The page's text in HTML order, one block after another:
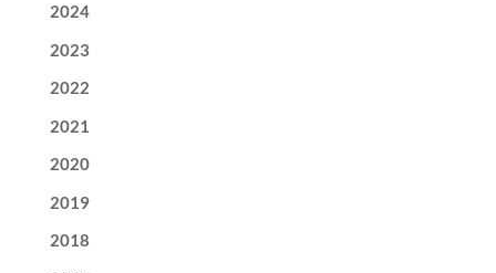
2024
2023
2022
2021
2020
2019
2018